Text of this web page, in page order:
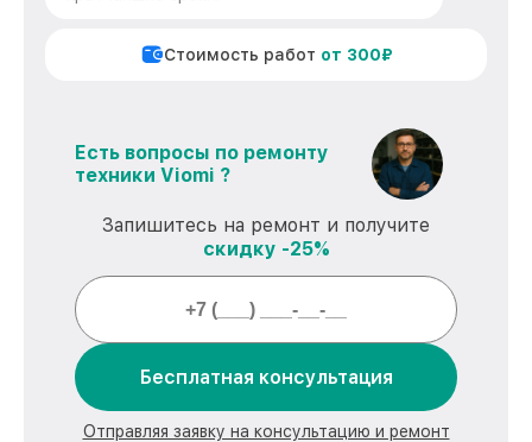
Стоимость работ от 300₽
Есть вопросы по ремонту
техники Viomi ?
Запишитесь на ремонт и получите
скидку -25%
Бесплатная консультация
Отправляя заявку на консультацию и ремонт